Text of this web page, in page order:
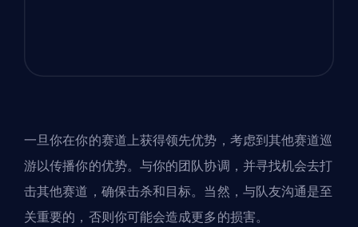
一旦你在你的赛道上获得领先优势，考虑到其他赛道巡
游以传播你的优势。与你的团队协调，并寻找机会去打
击其他赛道，确保击杀和目标。当然，与队友沟通是至
关重要的，否则你可能会造成更多的损害。